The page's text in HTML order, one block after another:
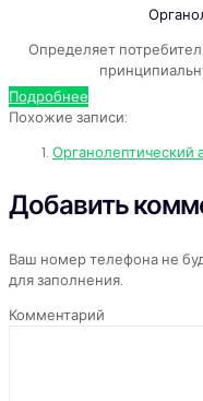
Определяет
Подробнее
Похожие записи:
Органолептический
Добавить
Ваш номер телефона не
для заполнения.
Комментарий